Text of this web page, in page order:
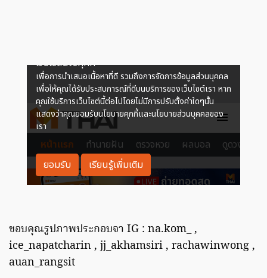
ขอบคุณรูปภาพประกอบจา IG : na.kom_ ,
ice_napatcharin , jj_akhamsiri , rachawinwong ,
auan_rangsit